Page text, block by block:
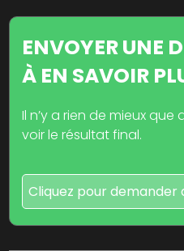
ENVOYER UNE
À EN SAVOIR
Il n’y a rien de mieux que
voir le résultat final.
Cliquez pour demander